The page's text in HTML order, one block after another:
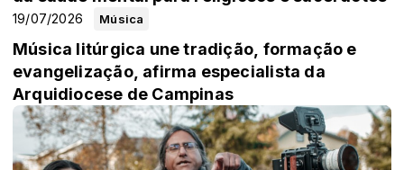
Música
19/07/2026
Música litúrgica une tradição, formação e
evangelização, afirma especialista da
Arquidiocese de Campinas